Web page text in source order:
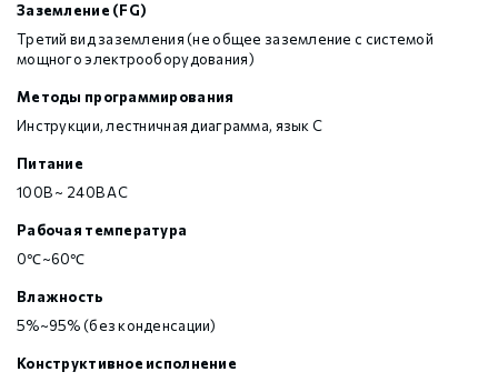
Заземление (FG)
Третий вид заземления (не общее заземление с системой
мощного электрооборудования)
Методы программирования
Инструкции, лестничная диаграмма, язык С
Питание
100В ~ 240В AC
Рабочая температура
0℃~60℃
Влажность
5%~95% (без конденсации)
Конструктивное исполнение